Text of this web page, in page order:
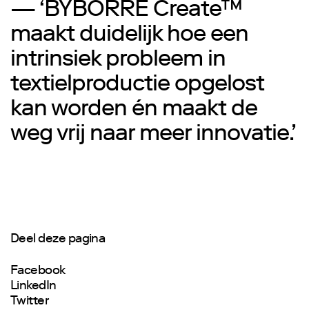
— ‘BYBORRE Create™
maakt duidelijk hoe een
intrinsiek probleem in
textielproductie opgelost
kan worden én maakt de
weg vrij naar meer innovatie.’
Deel deze pagina
Facebook
LinkedIn
Twitter